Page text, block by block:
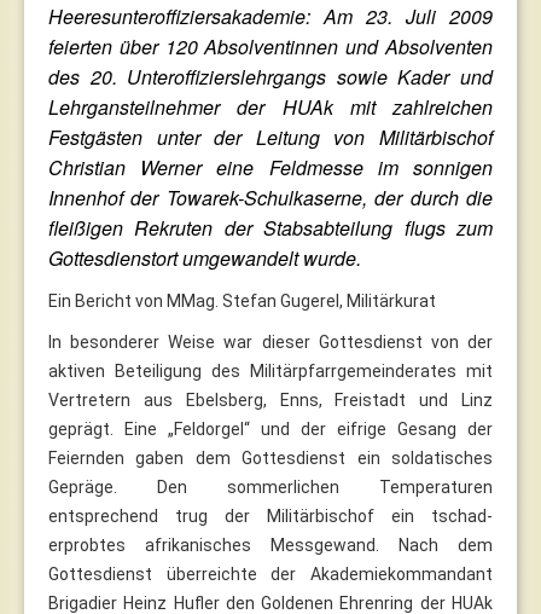
Heeresunteroffiziersakademie: Am 23. Juli 2009
feierten über 120 Absolventinnen und Absolventen
des 20. Unteroffizierslehrgangs sowie Kader und
Lehrgansteilnehmer der HUAk mit zahlreichen
Festgästen unter der Leitung von Militärbischof
Christian Werner eine Feldmesse im sonnigen
Innenhof der Towarek-Schulkaserne, der durch die
fleißigen Rekruten der Stabsabteilung flugs zum
Gottesdienstort umgewandelt wurde.
Ein Bericht von MMag. Stefan Gugerel, Militärkurat
In besonderer Weise war dieser Gottesdienst von der
aktiven Beteiligung des Militärpfarrgemeinderates mit
Vertretern aus Ebelsberg, Enns, Freistadt und Linz
geprägt. Eine „Feldorgel“ und der eifrige Gesang der
Feiernden gaben dem Gottesdienst ein soldatisches
Gepräge. Den sommerlichen Temperaturen
entsprechend trug der Militärbischof ein tschad-
erprobtes afrikanisches Messgewand. Nach dem
Gottesdienst überreichte der Akademiekommandant
Brigadier Heinz Hufler den Goldenen Ehrenring der HUAk